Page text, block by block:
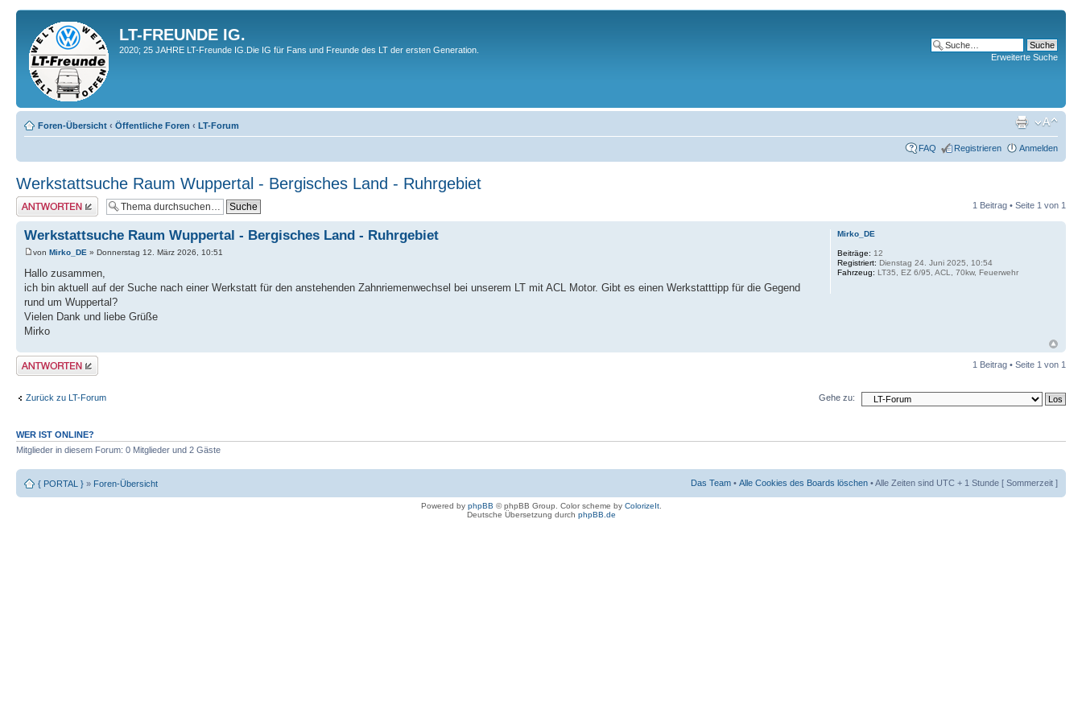
LT-FREUNDE IG.
2020; 25 JAHRE LT-Freunde IG.Die IG für Fans und Freunde des LT der ersten Generation.
Erweiterte Suche
Foren-Übersicht ‹ Öffentliche Foren ‹ LT-Forum
FAQ Registrieren Anmelden
Werkstattsuche Raum Wuppertal - Bergisches Land - Ruhrgebiet
Antwort erstellen 1 Beitrag • Seite 1 von 1
Werkstattsuche Raum Wuppertal - Bergisches Land - Ruhrgebiet
von Mirko_DE » Donnerstag 12. März 2026, 10:51
Hallo zusammen,
ich bin aktuell auf der Suche nach einer Werkstatt für den anstehenden Zahnriemenwechsel bei unserem LT mit ACL Motor. Gibt es einen Werkstatttipp für die Gegend
rund um Wuppertal?
Vielen Dank und liebe Grüße
Mirko
Mirko_DE
Beiträge: 12
Registriert: Dienstag 24. Juni 2025, 10:54
Fahrzeug: LT35, EZ 6/95, ACL, 70kw, Feuerwehr
Antwort erstellen 1 Beitrag • Seite 1 von 1
Zurück zu LT-Forum Gehe zu:
WER IST ONLINE?
Mitglieder in diesem Forum: 0 Mitglieder und 2 Gäste
{ PORTAL } » Foren-Übersicht Das Team • Alle Cookies des Boards löschen • Alle Zeiten sind UTC + 1 Stunde [ Sommerzeit ]
Powered by phpBB © phpBB Group. Color scheme by ColorizeIt.
Deutsche Übersetzung durch phpBB.de